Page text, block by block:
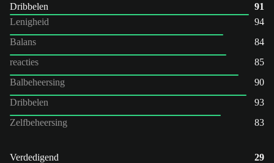
Dribbelen
91
Lenigheid
94
Balans
84
reacties
85
Balbeheersing
90
Dribbelen
93
Zelfbeheersing
83
Verdedigend
29